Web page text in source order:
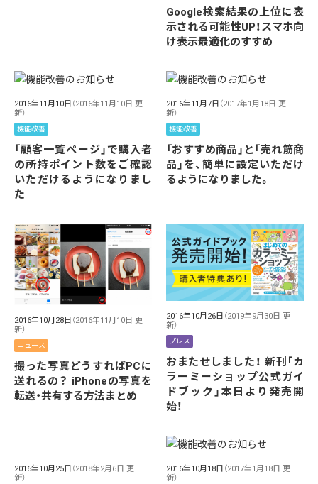
Google検索結果の上位に表
示される可能性UP！スマホ向
け表示最適化のすすめ
2016年11月10日 （2016年11月10日 更
新）
機能改善
「顧客一覧ページ」で購入者
の所持ポイント数をご確認
いただけるようになりまし
た
2016年11月7日 （2017年1月18日 更
新）
機能改善
「おすすめ商品」と「売れ筋商
品」を、簡単に設定いただけ
るようになりました。
2016年10月28日 （2016年11月10日 更
新）
ニュース
撮った写真どうすればPCに
送れるの？ iPhoneの写真を
転送・共有する方法まとめ
2016年10月26日 （2019年9月30日 更
新）
プレス
おまたせしました！ 新刊「カ
ラーミーショップ公式ガイ
ドブック」本日より発売開
始！
2016年10月25日 （2018年2月6日 更
新）
2016年10月18日 （2017年1月18日 更
新）